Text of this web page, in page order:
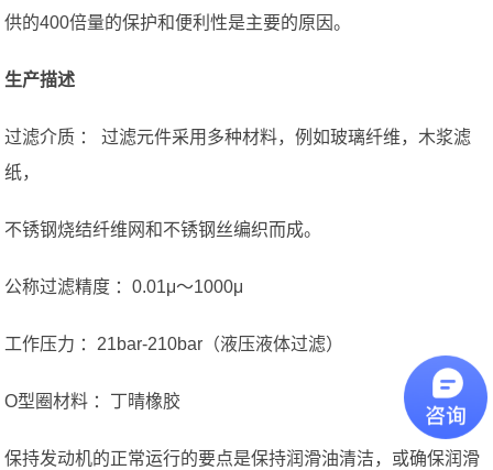
供的400倍量的保护和便利性是主要的原因。
生产描述
过滤介质 ： 过滤元件采用多种材料，例如玻璃纤维，木浆滤
纸，
不锈钢烧结纤维网和不锈钢丝编织而成。
公称过滤精度 ：0.01μ〜1000μ
工作压力 ：21bar-210bar（液压液体过滤）
O型圈材料 ：丁晴橡胶
保持发动机的正常运行的要点是保持润滑油清洁，或确保润滑